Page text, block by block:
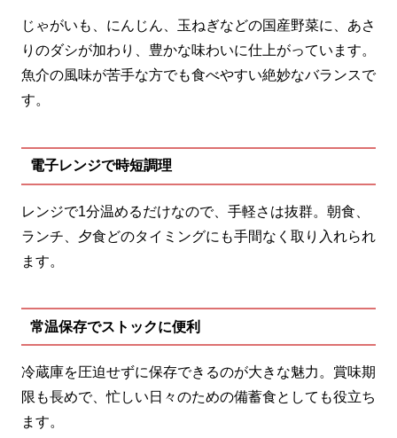
じゃがいも、にんじん、玉ねぎなどの国産野菜に、あさ
りのダシが加わり、豊かな味わいに仕上がっています。
魚介の風味が苦手な方でも食べやすい絶妙なバランスで
す。
電子レンジで時短調理
レンジで1分温めるだけなので、手軽さは抜群。朝食、
ランチ、夕食どのタイミングにも手間なく取り入れられ
ます。
常温保存でストックに便利
冷蔵庫を圧迫せずに保存できるのが大きな魅力。賞味期
限も長めで、忙しい日々のための備蓄食としても役立ち
ます。